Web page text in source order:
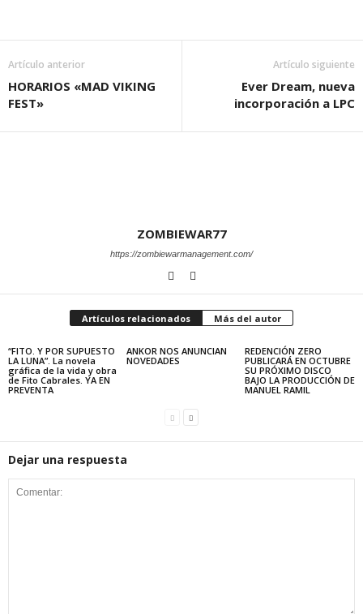
Artículo anterior
HORARIOS «MAD VIKING
FEST»
Artículo siguiente
Ever Dream, nueva
incorporación a LPC
ZOMBIEWAR77
https://zombiewarmanagement.com/
Artículos relacionados Más del autor
“FITO. Y POR SUPUESTO
LA LUNA”. La novela
gráfica de la vida y obra
de Fito Cabrales. YA EN
PREVENTA
ANKOR NOS ANUNCIAN
NOVEDADES
REDENCIÓN ZERO
PUBLICARÁ EN OCTUBRE
SU PRÓXIMO DISCO
BAJO LA PRODUCCIÓN DE
MANUEL RAMIL
Dejar una respuesta